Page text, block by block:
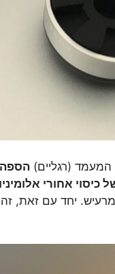
המעמד (רגליים) הספה
אחורי
יחד עם זאת,